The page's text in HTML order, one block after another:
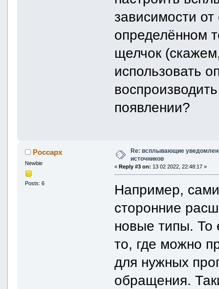
зависимости
определённом
щелчок
использовать
появлении?
Россарх
Newbie
Posts: 6
Re: всплывающие
источников
« Reply #3 on: 13 02 2022, 22:48:17 »
Например,
сторонние
новые типы. То
то, где можно
для нужных
обращения.